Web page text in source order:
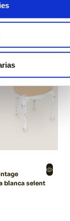
blanca seient